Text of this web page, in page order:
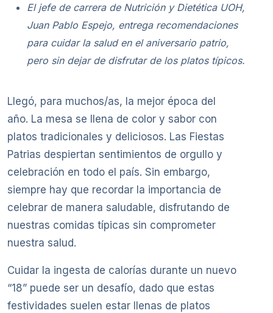
El jefe de carrera de Nutrición y Dietética UOH,
Juan Pablo Espejo, entrega recomendaciones
para cuidar la salud en el aniversario patrio,
pero sin dejar de disfrutar de los platos típicos.
Llegó, para muchos/as, la mejor época del
año. La mesa se llena de color y sabor con
platos tradicionales y deliciosos. Las Fiestas
Patrias despiertan sentimientos de orgullo y
celebración en todo el país. Sin embargo,
siempre hay que recordar la importancia de
celebrar de manera saludable, disfrutando de
nuestras comidas típicas sin comprometer
nuestra salud.
Cuidar la ingesta de calorías durante un nuevo
“18” puede ser un desafío, dado que estas
festividades suelen estar llenas de platos